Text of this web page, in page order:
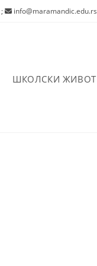
; info@maramandic.edu.rs
ШКОЛСКИ ЖИВОТ